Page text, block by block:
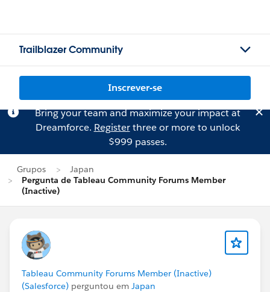
Trailblazer Community
Inscrever-se
Bring your team and maximize your impact at
Dreamforce. Registerthree or more to unlock
$999 passes.
Grupos
Japan
Pergunta de Tableau Community Forums Member
(Inactive)
Tableau Community Forums Member (Inactive)
(Salesforce) perguntou em Japan